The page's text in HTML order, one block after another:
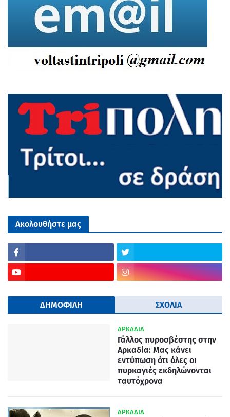
Ακολουθήστε μας
ΔΗΜΟΦΙΛΗ ΣΧΟΛΙΑ
ΑΡΚΑΔΙΑ
Γάλλος πυροσβέστης στην
Αρκαδία: Μας κάνει
εντύπωση ότι όλες οι
πυρκαγιές εκδηλώνονται
ταυτόχρονα
ΑΡΚΑΔΙΑ